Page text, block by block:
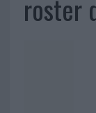
roster